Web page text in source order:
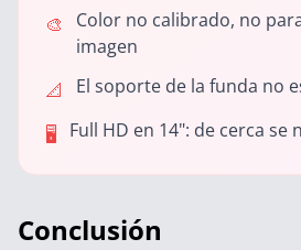
🎨
Color no calibrado, no
imagen
📐
El soporte de la funda no
🖥️
Full HD en 14": de cerca se
Conclusión